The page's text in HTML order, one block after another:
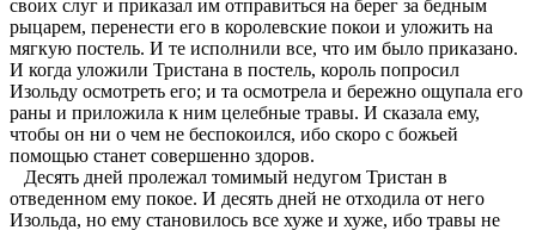
своих слуг и приказал им отправиться на берег за бедным
рыцарем, перенести его в королевские покои и уложить на
мягкую постель. И те исполнили все, что им было приказано.
И когда уложили Тристана в постель, король попросил
Изольду осмотреть его; и та осмотрела и бережно ощупала его
раны и приложила к ним целебные травы. И сказала ему,
чтобы он ни о чем не беспокоился, ибо скоро с божьей
помощью станет совершенно здоров.
Десять дней пролежал томимый недугом Тристан в
отведенном ему покое. И десять дней не отходила от него
Изольда, но ему становилось все хуже и хуже, ибо травы не